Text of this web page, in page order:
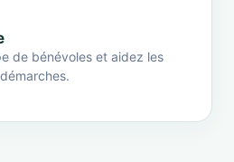
de bénévoles et aidez les